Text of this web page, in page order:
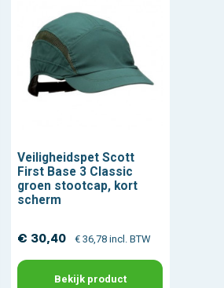
Veiligheidspet Scott
First Base 3 Classic
groen stootcap, kort
scherm
€ 30,40 € 36,78 incl. BTW
Bekijk product